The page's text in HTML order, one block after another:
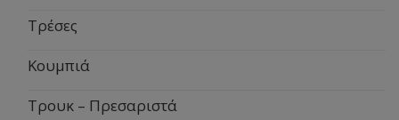
Τρέσες
Κουμπιά
Τρουκ – Πρεσαριστά